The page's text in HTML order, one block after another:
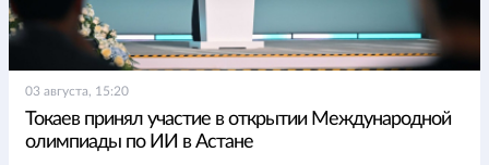
03 августа, 15:20
Токаев принял участие в открытии Международной
олимпиады по ИИ в Астане